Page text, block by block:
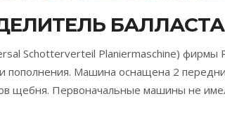
БАЛЛАСТА
Schotterverteil Planiermaschine) фирмы
и пополнения. Машина оснащена 2
щебня. Первоначальные машины не